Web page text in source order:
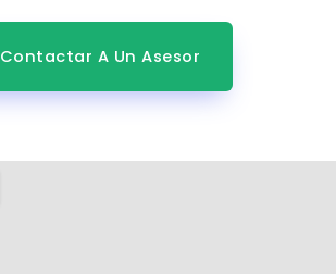
Contactar A Un Asesor